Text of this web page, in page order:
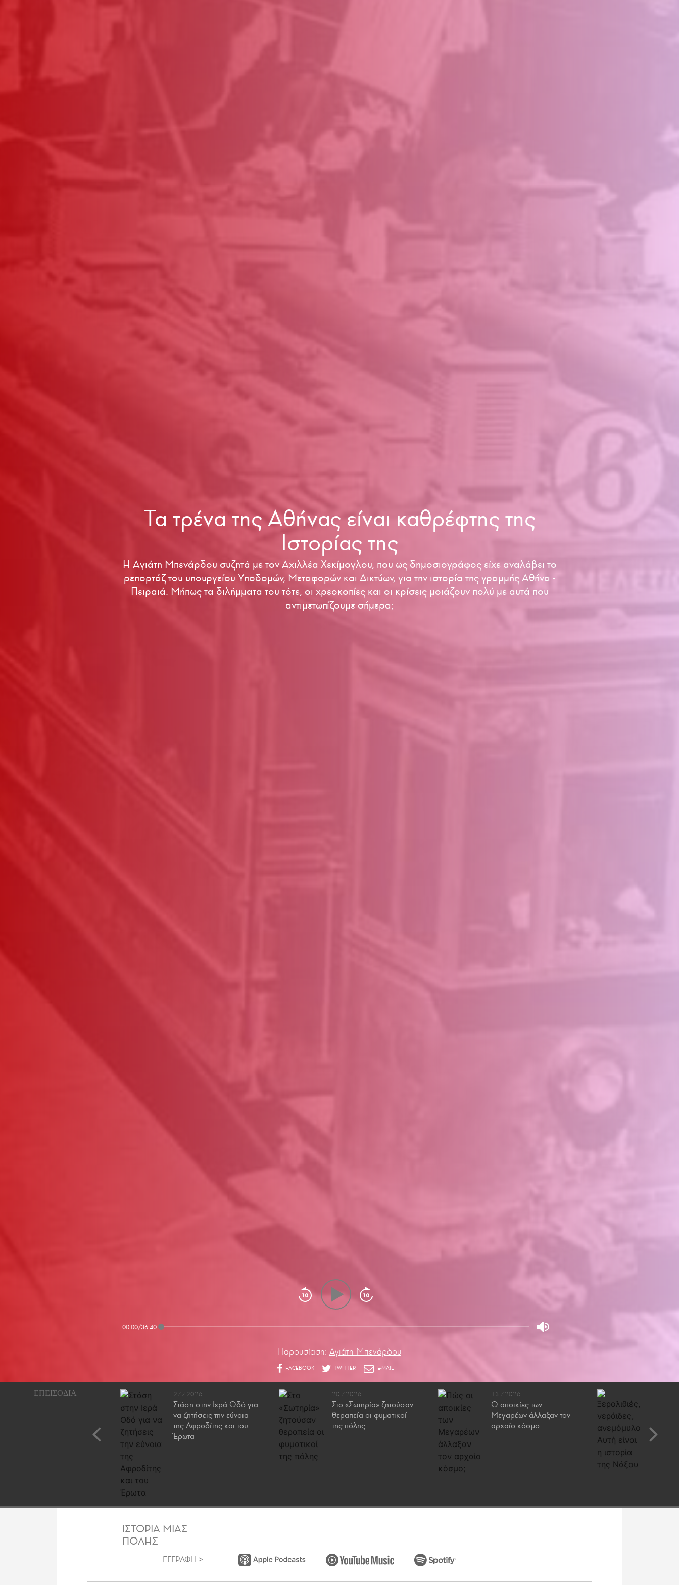
Τα τρένα της Αθήνας είναι καθρέφτης της
Ιστορίας της
Η Αγιάτη Μπενάρδου συζητά με τον Αχιλλέα Χεκίμογλου, που ως δημοσιογράφος είχε αναλάβει το
ρεπορτάζ του υπουργείου Υποδομών, Μεταφορών και Δικτύων, για την ιστορία της γραμμής Αθήνα -
Πειραιά. Μήπως τα διλήμματα του τότε, οι χρεοκοπίες και οι κρίσεις μοιάζουν πολύ με αυτά που
αντιμετωπίζουμε σήμερα;
00:00/36:40
Παρουσίαση: Αγιάτη Μπενάρδου
11.4.2026 27.7.2026
Στάση στην Ιερά Οδό για
να ζητήσεις την εύνοια
της Αφροδίτης και του
Έρωτα
20.7.2026
Στo «Σωτηρία» ζητούσαν
θεραπεία οι φυματικοί
της πόλης
13.7.2026
Ο αποικίες των
Μεγαρέων άλλαξαν τον
αρχαίο κόσμο
ΙΣΤΟΡΙΑ ΜΙΑΣ
ΠΟΛΗΣ
ΕΓΓΡΑΦΗ >